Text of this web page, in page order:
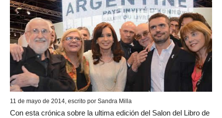
11 de mayo de 2014, escrito por Sandra Milla
Con esta crónica sobre la ultima edición del Salon del Libro de